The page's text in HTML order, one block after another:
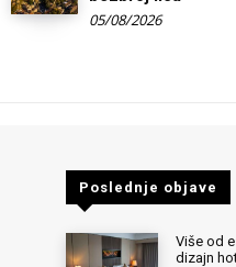
05/08/2026
Poslednje objave
Više od
dizajn